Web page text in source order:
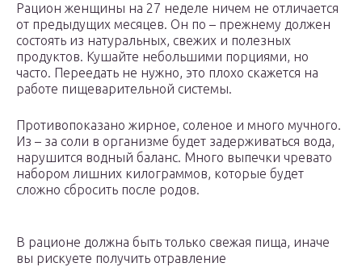
Рацион женщины на 27 неделе ничем не отличается
от предыдущих месяцев. Он по – прежнему должен
состоять из натуральных, свежих и полезных
продуктов. Кушайте небольшими порциями, но
часто. Переедать не нужно, это плохо скажется на
работе пищеварительной системы.
Противопоказано жирное, соленое и много мучного.
Из – за соли в организме будет задерживаться вода,
нарушится водный баланс. Много выпечки чревато
набором лишних килограммов, которые будет
сложно сбросить после родов.
В рационе должна быть только свежая пища, иначе
вы рискуете получить отравление